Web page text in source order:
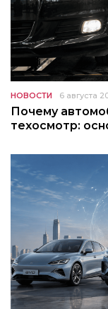
НОВОСТИ 6 августа
Почему
техосмотр: